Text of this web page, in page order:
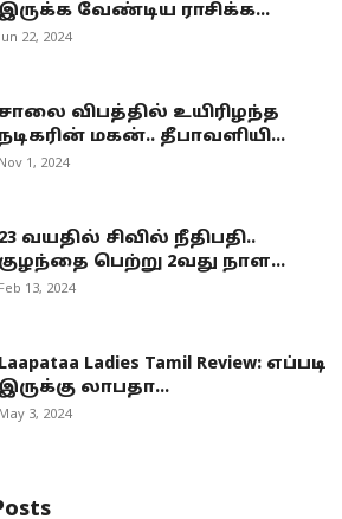
இருக்க வேண்டிய ராசிக்க...
22, 2024
சாலை விபத்தில் உயிரிழந்த
நடிகரின் மகன்.. தீபாவளியி...
Nov 1, 2024
23 வயதில் சிவில் நீதிபதி..
குழந்தை பெற்று 2வது நாள...
Feb 13, 2024
Laapataa Ladies Tamil Review: எப்படி
இருக்கு லாபதா...
May 3, 2024